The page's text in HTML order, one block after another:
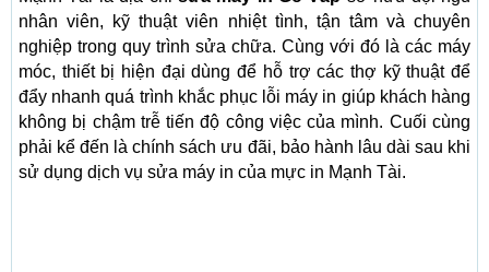
nhân viên, kỹ thuật viên nhiệt tình, tận tâm và chuyên
nghiệp trong quy trình sửa chữa. Cùng với đó là các máy
móc, thiết bị hiện đại dùng để hỗ trợ các thợ kỹ thuật để
đẩy nhanh quá trình khắc phục lỗi máy in giúp khách hàng
không bị chậm trễ tiến độ công việc của mình. Cuối cùng
phải kể đến là chính sách ưu đãi, bảo hành lâu dài sau khi
sử dụng dịch vụ sửa máy in của mực in Mạnh Tài.